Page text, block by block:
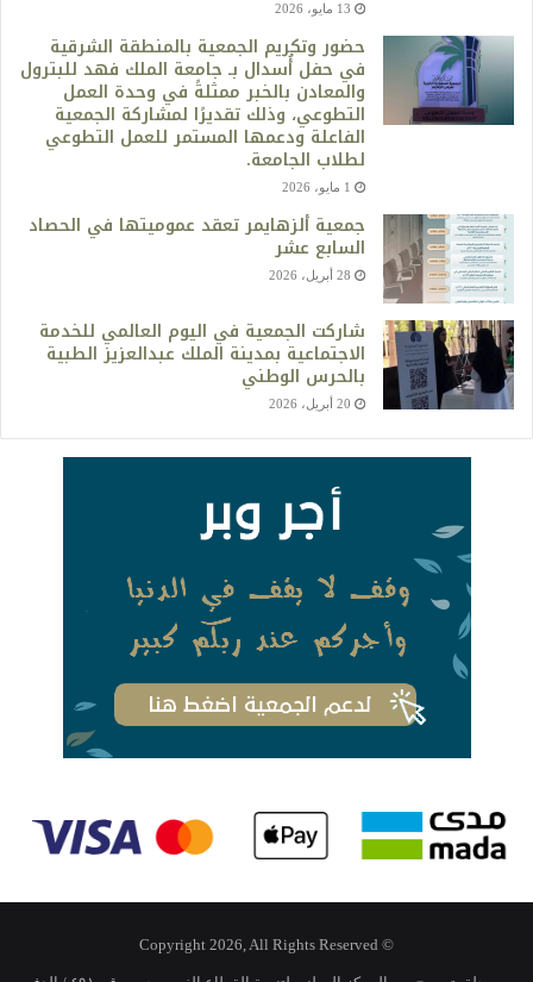
13 مايو، 2026
حضور وتكريم الجمعية بالمنطقة الشرقية
في حفل أُسدال بـ جامعة الملك فهد للبترول
والمعادن بالخبر ممثلةً في وحدة العمل
التطوعي، وذلك تقديرًا لمشاركة الجمعية
الفاعلة ودعمها المستمر للعمل التطوعي
لطلاب الجامعة.
1 مايو، 2026
جمعية ألزهايمر تعقد عموميتها في الحصاد
السابع عشر
28 أبريل، 2026
شاركت الجمعية في اليوم العالمي للخدمة
الاجتماعية بمدينة الملك عبدالعزيز الطبية
بالحرس الوطني
20 أبريل، 2026
© Copyright 2026, All Rights Reserved